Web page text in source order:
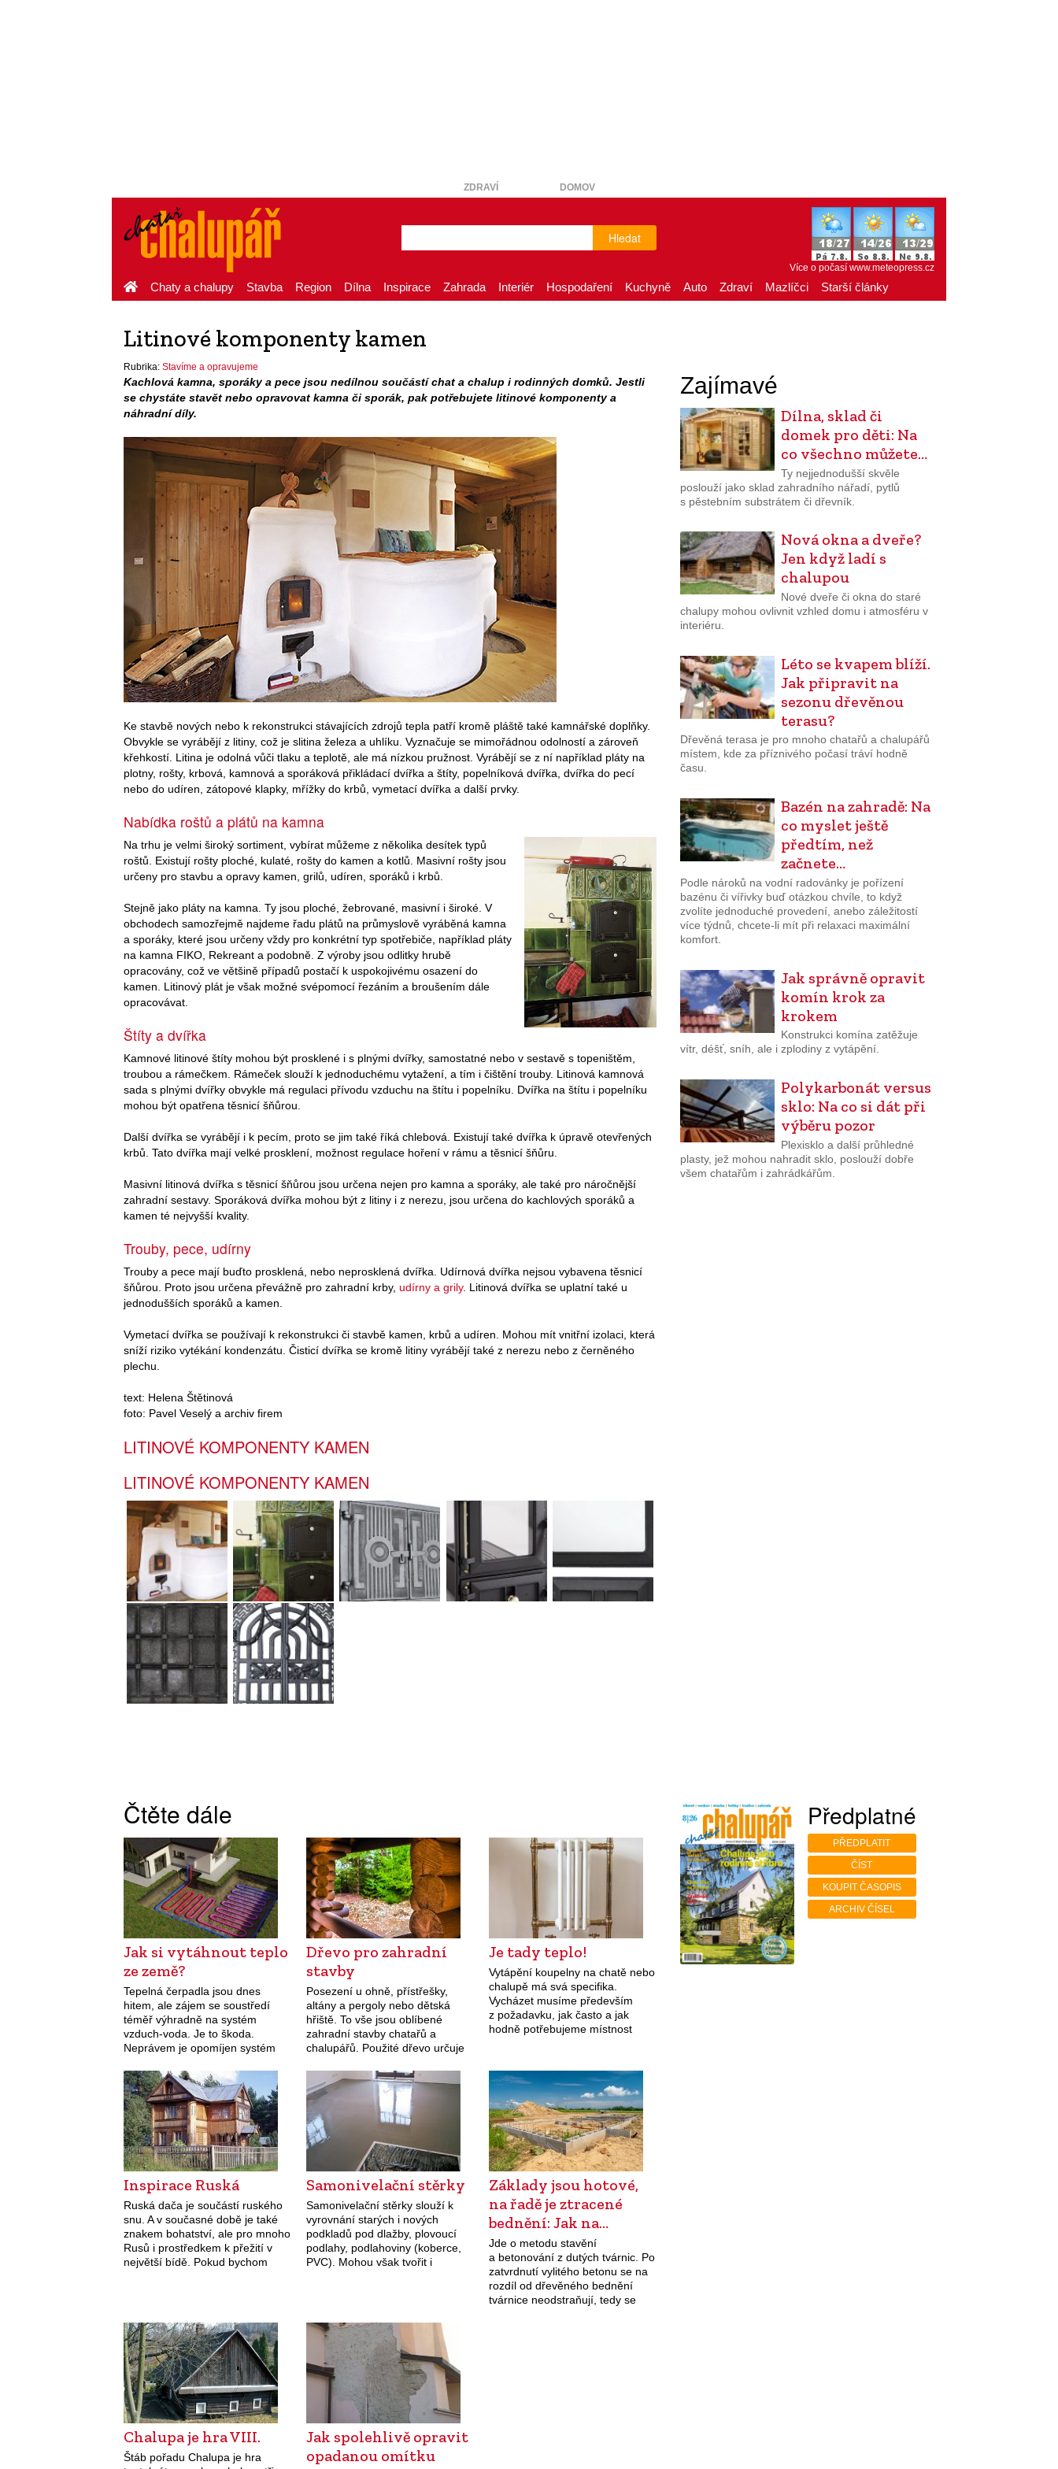
ZDRAVÍ DOMOV
Hledat
Více o počasí www.meteopress.cz
Chaty a chalupy Stavba Region Dílna Inspirace Zahrada Interiér Hospodaření Kuchyně Auto Zdraví Mazlíčci Starší články
Litinové komponenty kamen
Rubrika: Stavíme a opravujeme
Kachlová kamna, sporáky a pece jsou nedílnou součástí chat a chalup i rodinných domků. Jestli
se chystáte stavět nebo opravovat kamna či sporák, pak potřebujete litinové komponenty a
náhradní díly.
Ke stavbě nových nebo k rekonstrukci stávajících zdrojů tepla patří kromě pláště také kamnářské doplňky.
Obvykle se vyrábějí z litiny, což je slitina železa a uhlíku. Vyznačuje se mimořádnou odolností a zároveň
křehkostí. Litina je odolná vůči tlaku a teplotě, ale má nízkou pružnost. Vyrábějí se z ní například pláty na
plotny, rošty, krbová, kamnová a sporáková přikládací dvířka a štíty, popelníková dvířka, dvířka do pecí
nebo do udíren, zátopové klapky, mřížky do krbů, vymetací dvířka a další prvky.
Nabídka roštů a plátů na kamna
Na trhu je velmi široký sortiment, vybírat můžeme z několika desítek typů
roštů. Existují rošty ploché, kulaté, rošty do kamen a kotlů. Masivní rošty jsou
určeny pro stavbu a opravy kamen, grilů, udíren, sporáků i krbů.
Stejně jako pláty na kamna. Ty jsou ploché, žebrované, masivní i široké. V
obchodech samozřejmě najdeme řadu plátů na průmyslově vyráběná kamna
a sporáky, které jsou určeny vždy pro konkrétní typ spotřebiče, například pláty
na kamna FIKO, Rekreant a podobně. Z výroby jsou odlitky hrubě
opracovány, což ve většině případů postačí k uspokojivému osazení do
kamen. Litinový plát je však možné svépomocí řezáním a broušením dále
opracovávat.
Štíty a dvířka
Kamnové litinové štíty mohou být prosklené i s plnými dvířky, samostatné nebo v sestavě s topeništěm,
troubou a rámečkem. Rámeček slouží k jednoduchému vytažení, a tím i čištění trouby. Litinová kamnová
sada s plnými dvířky obvykle má regulaci přívodu vzduchu na štítu i popelníku. Dvířka na štítu i popelníku
mohou být opatřena těsnicí šňůrou.
Další dvířka se vyrábějí i k pecím, proto se jim také říká chlebová. Existují také dvířka k úpravě otevřených
krbů. Tato dvířka mají velké prosklení, možnost regulace hoření v rámu a těsnicí šňůru.
Masivní litinová dvířka s těsnicí šňůrou jsou určena nejen pro kamna a sporáky, ale také pro náročnější
zahradní sestavy. Sporáková dvířka mohou být z litiny i z nerezu, jsou určena do kachlových sporáků a
kamen té nejvyšší kvality.
Trouby, pece, udírny
Trouby a pece mají buďto prosklená, nebo neprosklená dvířka. Udírnová dvířka nejsou vybavena těsnicí
šňůrou. Proto jsou určena převážně pro zahradní krby, udírny a grily. Litinová dvířka se uplatní také u
jednodušších sporáků a kamen.
Vymetací dvířka se používají k rekonstrukci či stavbě kamen, krbů a udíren. Mohou mít vnitřní izolaci, která
sníží riziko vytékání kondenzátu. Čisticí dvířka se kromě litiny vyrábějí také z nerezu nebo z černěného
plechu.
text: Helena Štětinová
foto: Pavel Veselý a archiv firem
LITINOVÉ KOMPONENTY KAMEN
LITINOVÉ KOMPONENTY KAMEN
Zajímavé
Dílna, sklad či
domek pro děti: Na
co všechno můžete…
Ty nejjednodušší skvěle
poslouží jako sklad zahradního nářadí, pytlů
s pěstebním substrátem či dřevník.
Nová okna a dveře?
Jen když ladí s
chalupou
Nové dveře či okna do staré
chalupy mohou ovlivnit vzhled domu i atmosféru v
interiéru.
Léto se kvapem blíží.
Jak připravit na
sezonu dřevěnou
terasu?
Dřevěná terasa je pro mnoho chatařů a chalupářů
místem, kde za příznivého počasí tráví hodně
času.
Bazén na zahradě: Na
co myslet ještě
předtím, než
začnete…
Podle nároků na vodní radovánky je pořízení
bazénu či vířivky buď otázkou chvíle, to když
zvolíte jednoduché provedení, anebo záležitostí
více týdnů, chcete-li mít při relaxaci maximální
komfort.
Jak správně opravit
komín krok za
krokem
Konstrukci komína zatěžuje
vítr, déšť, sníh, ale i zplodiny z vytápění.
Polykarbonát versus
sklo: Na co si dát při
výběru pozor
Plexisklo a další průhledné
plasty, jež mohou nahradit sklo, poslouží dobře
všem chatařům i zahrádkářům.
Čtěte dále
Jak si vytáhnout teplo
ze země?
Tepelná čerpadla jsou dnes
hitem, ale zájem se soustředí
téměř výhradně na systém
vzduch-voda. Je to škoda.
Neprávem je opomíjen systém
stabilitou a vysokým topným
faktorem.
Dřevo pro zahradní
stavby
Posezení u ohně, přístřešky,
altány a pergoly nebo dětská
hřiště. To vše jsou oblíbené
zahradní stavby chatařů a
chalupářů. Použité dřevo určuje
vybírejte ho proto pečlivě.
Je tady teplo!
Vytápění koupelny na chatě nebo
chalupě má svá specifika.
Vycházet musíme především
z požadavku, jak často a jak
hodně potřebujeme místnost
Inspirace Ruská
Ruská dača je součástí ruského
snu. A v současné době je také
znakem bohatství, ale pro mnoho
Rusů i prostředkem k přežití v
největší bídě. Pokud bychom
Samonivelační stěrky
Samonivelační stěrky slouží k
vyrovnání starých i nových
podkladů pod dlažby, plovoucí
podlahy, podlahoviny (koberce,
PVC). Mohou však tvořit i
Základy jsou hotové,
na řadě je ztracené
bednění: Jak na…
Jde o metodu stavění
a betonování z dutých tvárnic. Po
zatvrdnutí vylitého betonu se na
rozdíl od dřevěného bednění
tvárnice neodstraňují, tedy se
Chalupa je hra VIII.
Štáb pořadu Chalupa je hra
Jak spolehlivě opravit
opadanou omítku
Předplatné
PŘEDPLATIT
ČÍST
KOUPIT ČASOPIS
ARCHIV ČÍSEL